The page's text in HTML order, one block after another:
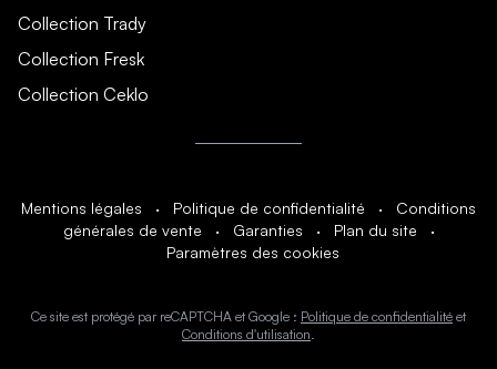
Collection Trady
Collection Fresk
Collection Ceklo
Mentions légales · Politique de confidentialité ·
Conditions
générales de vente
· Garanties · Plan du site
·
Paramètres des cookies
Ce site est protégé par reCAPTCHA et Google : Politique de confidentialité et
Conditions d'utilisation.